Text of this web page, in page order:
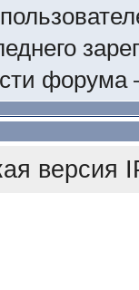
версия